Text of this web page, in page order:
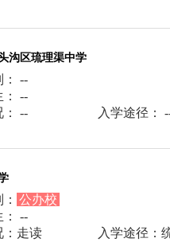
沟区琉理渠中学
： --
： --
： --
入学途径：
公办校
： --
：走读
入学途径：